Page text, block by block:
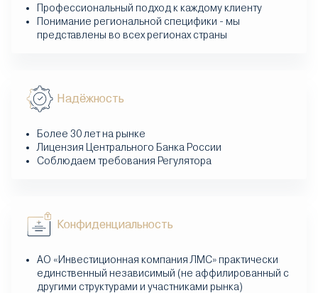
Профессиональный подход к каждому клиенту
Понимание региональной специфики - мы
представлены во всех регионах страны
Надёжность
Более 30 лет на рынке
Лицензия Центрального Банка России
Соблюдаем требования Регулятора
Конфиденциальность
АО «Инвестиционная компания ЛМС» практически
единственный независимый (не аффилированный с
другими структурами и участниками рынка)